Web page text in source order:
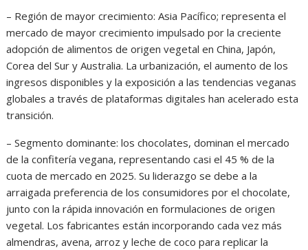
– Región de mayor crecimiento: Asia Pacífico; representa el
mercado de mayor crecimiento impulsado por la creciente
adopción de alimentos de origen vegetal en China, Japón,
Corea del Sur y Australia. La urbanización, el aumento de los
ingresos disponibles y la exposición a las tendencias veganas
globales a través de plataformas digitales han acelerado esta
transición.
– Segmento dominante: los chocolates, dominan el mercado
de la confitería vegana, representando casi el 45 % de la
cuota de mercado en 2025. Su liderazgo se debe a la
arraigada preferencia de los consumidores por el chocolate,
junto con la rápida innovación en formulaciones de origen
vegetal. Los fabricantes están incorporando cada vez más
almendras, avena, arroz y leche de coco para replicar la